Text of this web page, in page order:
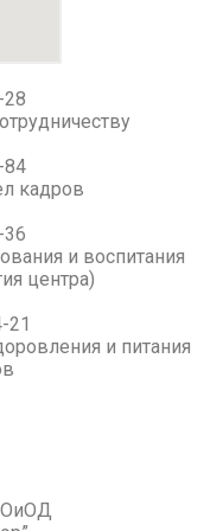
84
кадров
и воспитания
центра)
21
и питания